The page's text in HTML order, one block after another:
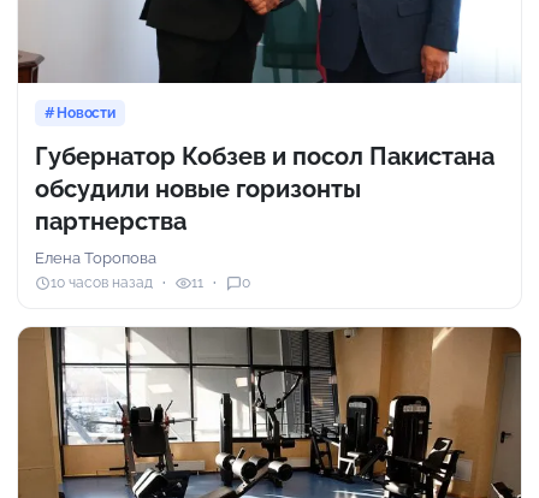
Новости
Губернатор Кобзев и посол Пакистана
обсудили новые горизонты
партнерства
Елена Торопова
10 часов назад 11 0